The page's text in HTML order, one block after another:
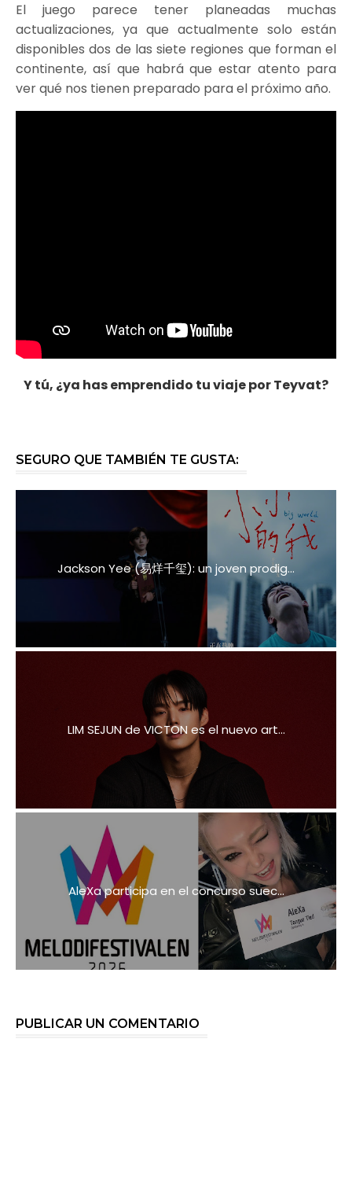
El juego parece tener planeadas muchas
actualizaciones, ya que actualmente solo están
disponibles dos de las siete regiones que forman el
continente, así que habrá que estar atento para
ver qué nos tienen preparado para el próximo año.
Y tú, ¿ya has emprendido tu viaje por Teyvat?
SEGURO QUE TAMBIÉN TE GUSTA:
Jackson Yee (易烊千玺): un joven prodig...
LIM SEJUN de VICTON es el nuevo art...
AleXa participa en el concurso suec...
PUBLICAR UN COMENTARIO